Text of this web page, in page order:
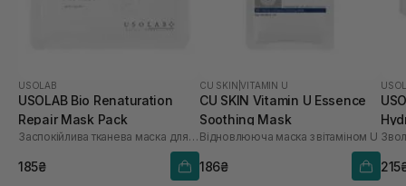
USOLAB
USOLAB Bio Renaturation
Repair Mask Pack
Заспокійлива тканева маска для обличчя
185₴
CU SKIN |VITAMIN U
CU SKIN Vitamin U Essence
Soothing Mask
Відновлююча маска з вітаміном U
186₴
шт